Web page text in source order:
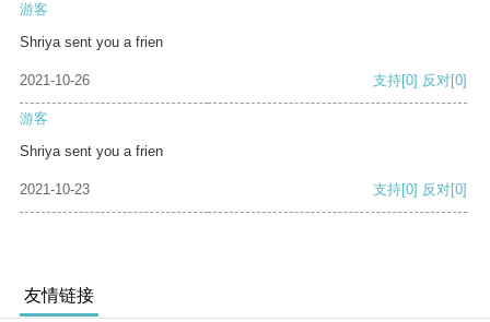
游客
Shriya sent you a frien
2021-10-26 支持[0] 反对[0]
游客
Shriya sent you a frien
2021-10-23 支持[0] 反对[0]
友情链接